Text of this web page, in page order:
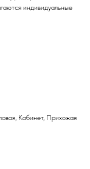
индивидуальные
Кабинет, Прихожая